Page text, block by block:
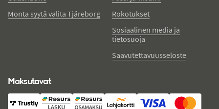
Monta syytä valita Tjäreborg
Rokotukset
Sosiaalinen media ja
tietosuoja
Saavutettavuusseloste
Maksutavat